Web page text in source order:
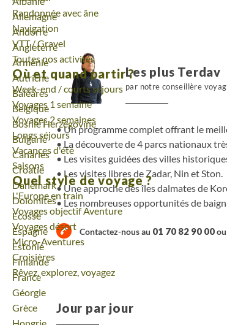
Voyage
Allemagne
Voyage
Andorre
Voyage
Angleterre
Voyage
Arménie
Voyage
Autriche
Voyage
Baléares
Voyage
Belgique
Voyage
Bosnie Herzégovine
Voyage
Bulgarie
Voyage
Canaries
Voyage
Croatie
Voyage
Danemark
Voyage
Dolomites
Voyage
Ecosse
Voyage
Espagne
Voyage
Estonie
Voyage
Finlande
Voyage
France
Voyage
Géorgie
Voyage
Grèce
Randonnée avec âne
Navigation
VTT / Gravel
Toutes nos activités
Où et quand partir ?
Week-end / courts séjours
Voyages 1 semaine
Voyages 2 semaines
Longs séjours
Vacances d'été
Saisons
Quel style de voyage ?
L'Europe en train
Voyages objectif Aventure
Voyages désert
Micro-Aventures
Croisières
Rêvez, explorez, voyagez
l'archipel dalmate.
Les plus Terdav
par notre conseillère
Un programme complet offrant le
La découverte de 4 parcs nationaux
Les visites guidées des villes
Les visites libres de Zadar, Nin et Ston.
Une approche des îles dalmates de
Les nombreuses opportunités de
Contactez-nous au 01 70 82 90 00
Jour par jour